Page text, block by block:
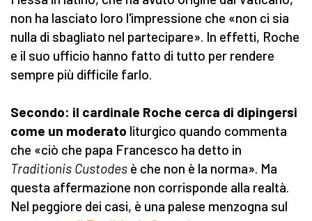
non ha lasciato loro l'impressione che «non ci sia
nulla di sbagliato nel partecipare». In effetti, Roche
e il suo ufficio hanno fatto di tutto per rendere
sempre più difficile farlo.
Secondo: il cardinale Roche cerca di dipingersi
come un moderato liturgico quando commenta
che «ciò che papa Francesco ha detto in
Traditionis Custodes è che non è la norma». Ma
questa affermazione non corrisponde alla realtà.
Nel peggiore dei casi, è una palese menzogna sul